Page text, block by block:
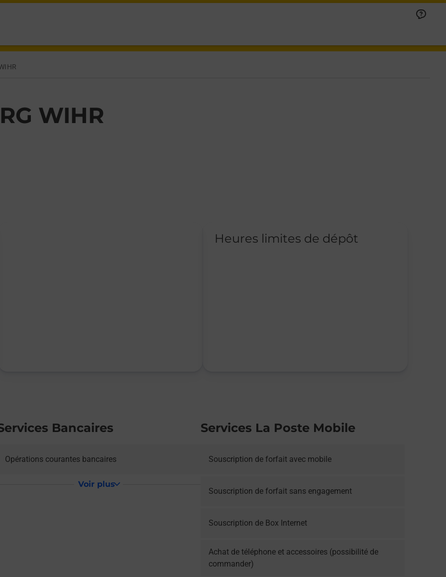
WIHR
Heures limites de dépôt
Bancaires
Opérations courantes bancaires
Voir plus
Services La Poste Mobile
Souscription de forfait avec mobile
Souscription de forfait sans engagement
Souscription de Box Internet
Achat de téléphone et accessoires (possibilité de
commander)